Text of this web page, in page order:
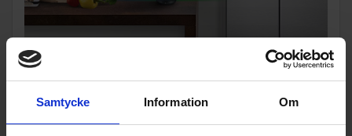
Samtycke Information Om
LG ThinQ
Med LG ThinQ blir kylskåpet en del av ditt smarta hem. Du
kan styra inställningar via mobilen, få aviseringar när något